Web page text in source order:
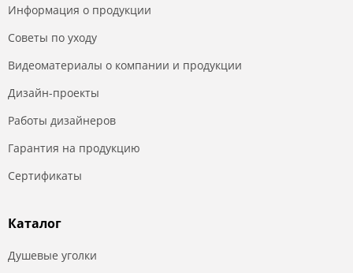
Информация о продукции
Советы по уходу
Видеоматериалы о компании и продукции
Дизайн-проекты
Работы дизайнеров
Гарантия на продукцию
Сертификаты
Каталог
Душевые уголки